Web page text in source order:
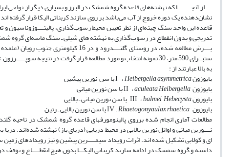
از آنجـــــــــا که نهشته‌های قاعده گروه شمشک در البرز و بسیاری دیگر از
نشان‌دهنده یک دوره خروج از آب می‌باشد بر روی سازند کربناتی الیکا قرار گرفته
قاعده این واحد سنگ‌ چینه‌ای از نظر تعیین محیط رسوب‌گذاری، پالینــــوزوناسیون و
تدریجی و بدون انقطاع در رسوب‌گذاری به نهشته های شیلی ـ سنگ ماسه‌ای گروه
بــــرش مطالعه شده، در روستای
ستبــرای 590 متر، 30 نمونه انتخاب و مورد مطالعه قرار گرفت در نتیجه سوپــــــرزون
به بالا عبارتند از :
بایوزون I ،Heibergella asymmetrica با سن نورین پیشین
بایوزون II ، aculeataHeibergella با سن نورین میانی
بایوزون III ، balmeiHebecysta با سن نورین میانی ـ بالایی
بایوزون IV . Rhaetogonyaulax rhaetica با سن نورین بالایی ـ رتین
مطالعات آماری انجام شده برروی پالینومورفهای قاعده گروه شمشک در ناحیه
نــــورین میانی و اوائل نورین بالایی در محیط دریایی (دریای باز) نهشته شده‌اند.
ای و کولابی تشکیل شده اند. اثرات رویداد سیمـــــرین پیشین و نیز رویدادهای
داشته و گروه شمشک در ادامه سازند کربناتی الیکـــا بدون هیچ انقطـــــاع